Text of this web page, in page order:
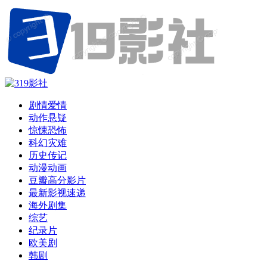
剧情爱情
动作悬疑
惊悚恐怖
科幻灾难
历史传记
动漫动画
豆瓣高分影片
最新影视速递
海外剧集
综艺
纪录片
欧美剧
韩剧